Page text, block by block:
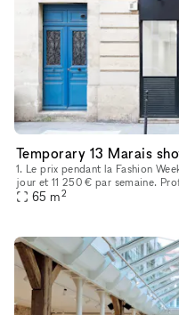
Temporary 13 Marais
1. Le prix pendant la Fashion
jour et 11 250 € par semaine.
pour les showrooms de mode,
65 m2